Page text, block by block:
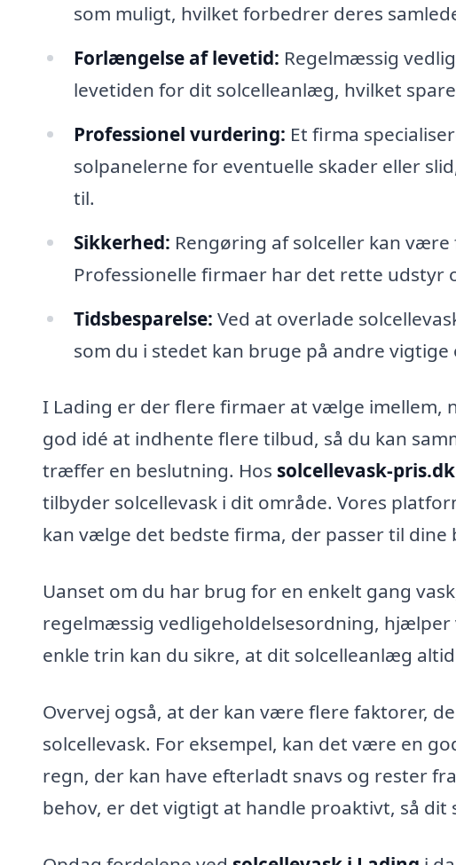
som muligt, hvilket forbedrer deres
Forlængelse af levetid: Regelmæssig
levetiden for dit solcelleanlæg, hvilket
Professionel vurdering: Et firma
solpanelerne for eventuelle skader eller
til.
Sikkerhed: Rengøring af solceller kan
Professionelle firmaer har det rette
Tidsbesparelse: Ved at overlade
som du i stedet kan bruge på andre vigtige
I Lading er der flere firmaer at vælge imellem,
god idé at indhente flere tilbud, så du kan
træffer en beslutning. Hos solcellevask-pris.dk
tilbyder solcellevask i dit område. Vores
kan vælge det bedste firma, der passer til dine
Uanset om du har brug for en enkelt gang
regelmæssig vedligeholdelsesordning,
enkle trin kan du sikre, at dit solcelleanlæg
Overvej også, at der kan være flere faktorer,
solcellevask. For eksempel, kan det være en
regn, der kan have efterladt snavs og rester
behov, er det vigtigt at handle proaktivt, så